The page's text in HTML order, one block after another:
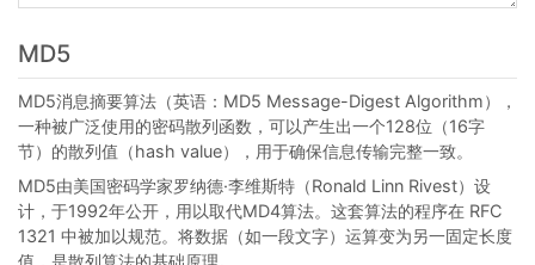
MD5
MD5消息摘要算法（英语：MD5 Message-Digest Algorithm），
一种被广泛使用的密码散列函数，可以产生出一个128位（16字
节）的散列值（hash value），用于确保信息传输完整一致。
MD5由美国密码学家罗纳德·李维斯特（Ronald Linn Rivest）设
计，于1992年公开，用以取代MD4算法。这套算法的程序在 RFC
1321 中被加以规范。将数据（如一段文字）运算变为另一固定长度
值，是散列算法的基础原理。